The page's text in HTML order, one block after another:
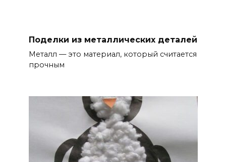
Поделки из металлических деталей
Металл — это материал, который считается
прочным